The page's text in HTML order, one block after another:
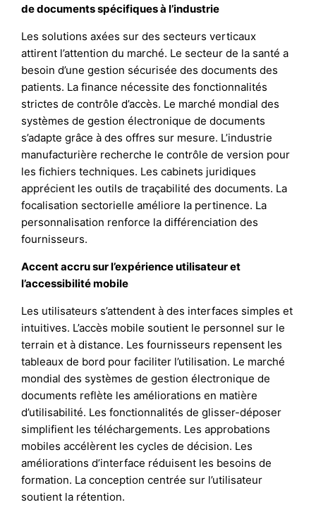
de documents spécifiques à l’industrie
Les solutions axées sur des secteurs verticaux
attirent l’attention du marché. Le secteur de la santé a
besoin d’une gestion sécurisée des documents des
patients. La finance nécessite des fonctionnalités
strictes de contrôle d’accès. Le marché mondial des
systèmes de gestion électronique de documents
s’adapte grâce à des offres sur mesure. L’industrie
manufacturière recherche le contrôle de version pour
les fichiers techniques. Les cabinets juridiques
apprécient les outils de traçabilité des documents. La
focalisation sectorielle améliore la pertinence. La
personnalisation renforce la différenciation des
fournisseurs.
Accent accru sur l’expérience utilisateur et
l’accessibilité mobile
Les utilisateurs s’attendent à des interfaces simples et
intuitives. L’accès mobile soutient le personnel sur le
terrain et à distance. Les fournisseurs repensent les
tableaux de bord pour faciliter l’utilisation. Le marché
mondial des systèmes de gestion électronique de
documents reflète les améliorations en matière
d’utilisabilité. Les fonctionnalités de glisser-déposer
simplifient les téléchargements. Les approbations
mobiles accélèrent les cycles de décision. Les
améliorations d’interface réduisent les besoins de
formation. La conception centrée sur l’utilisateur
soutient la rétention.